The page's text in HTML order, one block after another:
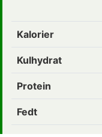
Kalorier
Kulhydrat
Protein
Fedt